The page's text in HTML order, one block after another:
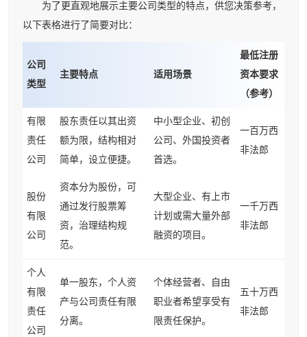
为了更直观地展示主要公司类型的特点，供您决策参考，
以下表格进行了简要对比：
公司
类型
主要特点 适用场景
最低注册
资本要求
（参考）
有限
责任
公司
股东责任以其出资
额为限，结构相对
简单，设立便捷。
中小型企业、初创
公司、外国投资者
首选。
一百万西
非法郎
股份
有限
公司
资本分为股份，可
通过发行股票筹
资，治理结构规
范。
大型企业、有上市
计划或需大量外部
融资的项目。
一千万西
非法郎
个人
有限
责任
公司
单一股东，个人资
产与公司责任有限
分离。
个体经营者、自由
职业者希望享受有
限责任保护。
五十万西
非法郎